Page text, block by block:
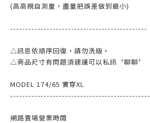
(高高親自測量，盡量把誤差做到最小)
---------------------------------------------
△訊息依順序回復，請勿洗版。
△商品尺寸有問題須建議可以私訊〝聊聊〞
MODEL 174/65 實穿XL
----------------------------------------------
網路賣場營業時間